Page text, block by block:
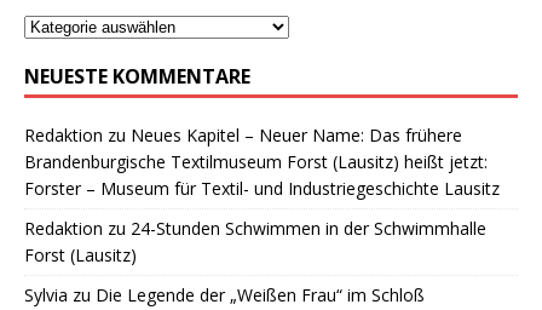
NEUESTE KOMMENTARE
Redaktion zu Neues Kapitel – Neuer Name: Das frühere
Brandenburgische Textilmuseum Forst (Lausitz) heißt jetzt:
Forster – Museum für Textil- und Industriegeschichte Lausitz
Redaktion zu 24-Stunden Schwimmen in der Schwimmhalle
Forst (Lausitz)
Sylvia zu Die Legende der „Weißen Frau“ im Schloß